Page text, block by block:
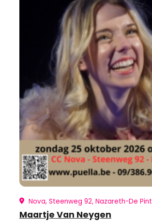
Nova, Steenweg 92, Nazareth-De
Maartje Van Neygen